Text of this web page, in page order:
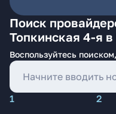
Поиск
Топкинская 4-я
Воспользуйтесь
1 2